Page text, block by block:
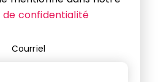
de confidentialité
Courriel